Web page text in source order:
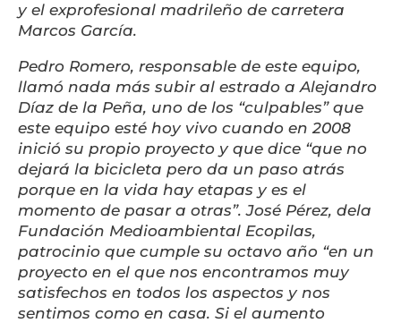
y el exprofesional madrileño de carretera
Marcos García.
Pedro Romero, responsable de este equipo,
llamó nada más subir al estrado a Alejandro
Díaz de la Peña, uno de los “culpables” que
este equipo esté hoy vivo cuando en 2008
inició su propio proyecto y que dice “que no
dejará la bicicleta pero da un paso atrás
porque en la vida hay etapas y es el
momento de pasar a otras”. José Pérez, dela
Fundación Medioambiental Ecopilas,
patrocinio que cumple su octavo año “en un
proyecto en el que nos encontramos muy
satisfechos en todos los aspectos y nos
sentimos como en casa. Si el aumento